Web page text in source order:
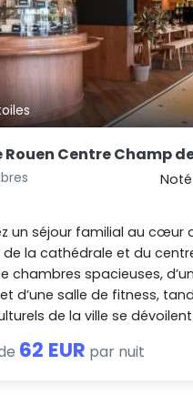
Rouen Centre Champ
un séjour familial au cœur
de la cathédrale et du
chambres spacieuses,
d’une salle de fitness,
de la ville se
62 EUR par nuit